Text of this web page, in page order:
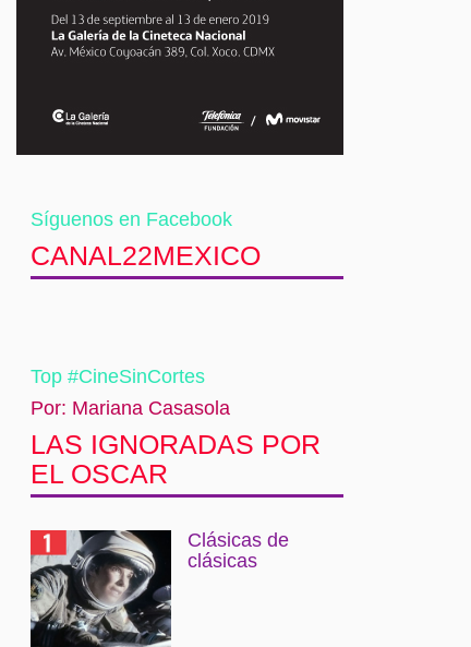
Síguenos en Facebook
CANAL22MEXICO
Top #CineSinCortes
Por: Mariana Casasola
LAS IGNORADAS POR
EL OSCAR
Clásicas de
clásicas